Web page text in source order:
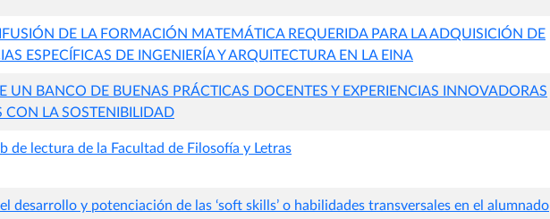
DE LA FORMACIÓN MATEMÁTICA REQUERIDA PARA LA ADQUISICIÓN DE
ESPECÍFICAS DE INGENIERÍA Y ARQUITECTURA EN LA EINA
UN BANCO DE BUENAS PRÁCTICAS DOCENTES Y EXPERIENCIAS INNOVADORAS
CON LA SOSTENIBILIDAD
de lectura de la Facultad de Filosofía y Letras
desarrollo y potenciación de las ‘soft skills’ o habilidades transversales en el alumnado